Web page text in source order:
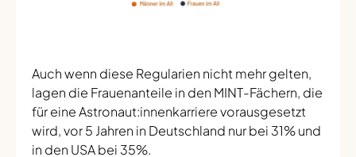
Auch wenn diese Regularien nicht mehr gelten,
lagen die Frauenanteile in den MINT-Fächern, die
für eine Astronaut:innenkarriere vorausgesetzt
wird, vor 5 Jahren in Deutschland nur bei 31% und
in den USA bei 35%.